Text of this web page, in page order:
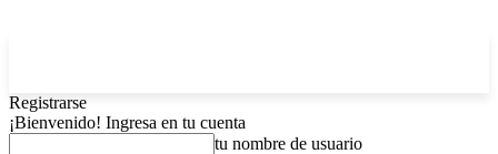
Registrarse
¡Bienvenido! Ingresa en tu cuenta
tu nombre de usuario